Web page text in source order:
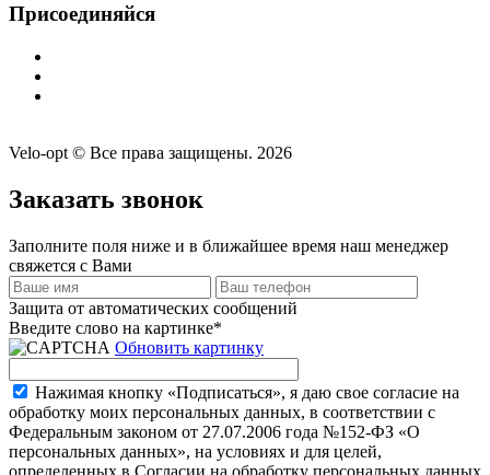
Присоединяйся
Velo-opt © Все права защищены. 2026
Заказать звонок
Заполните поля ниже и в ближайшее время наш менеджер
свяжется с Вами
Защита от автоматических сообщений
Введите слово на картинке*
Обновить картинку
Нажимая кнопку «Подписаться», я даю свое согласие на
обработку моих персональных данных, в соответствии с
Федеральным законом от 27.07.2006 года №152-ФЗ «О
персональных данных», на условиях и для целей,
определенных в Согласии на обработку персональных данных